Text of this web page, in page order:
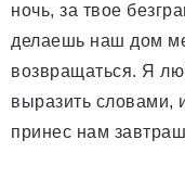
ночь, за твое
делаешь наш дом
возвращаться. Я
выразить словами,
принес нам